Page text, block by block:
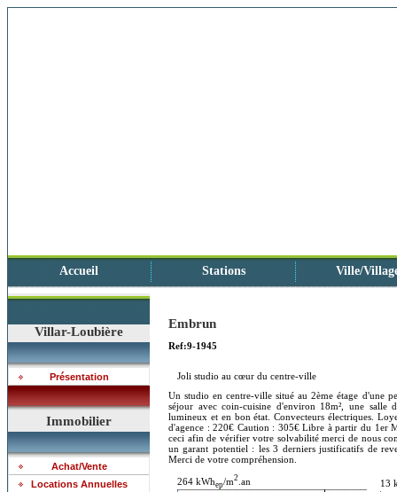
Accueil Stations Ville/
Villar-Loubière
Présentation
Immobilier
Achat/Vente
Locations Annuelles
Embrun
Ref:9-1945
Joli studio au cœur du centre-ville
Un studio en centre-ville situé au 2ème étage d'une
séjour avec coin-cuisine d'environ 18m², une salle
lumineux et en bon état. Convecteurs électriques.
d'agence : 220€ Caution : 305€ Libre à partir du 1er
ceci afin de vérifier votre solvabilité merci de nous
un garant potentiel : les 3 derniers justificatifs de
Merci de votre compréhension.
264 kWhep/m2 .an 13